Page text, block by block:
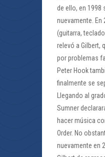
de ello, en 1998
nuevamente. En
(guitarra,
relevó a Gilbert,
por problemas
Peter Hook
finalmente se
Llegando al
Sumner
hacer música
Order. No
nuevamente en